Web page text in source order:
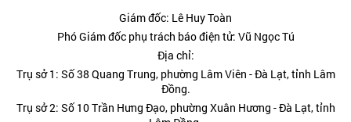
Giám đốc: Lê Huy Toàn
Phó Giám đốc phụ trách báo điện tử: Vũ Ngọc Tú
Địa chỉ:
Trụ sở 1: Số 38 Quang Trung, phường Lâm Viên - Đà Lạt, tỉnh Lâm
Đồng.
Trụ sở 2: Số 10 Trần Hưng Đạo, phường Xuân Hương - Đà Lạt, tỉnh